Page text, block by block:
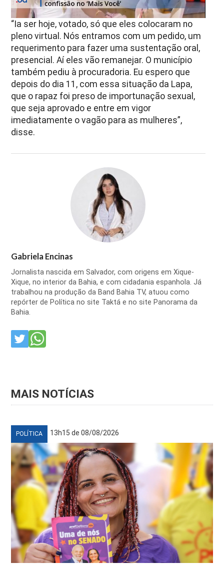
“Ia ser hoje, votado, só que eles colocaram no
pleno virtual. Nós entramos com um pedido, um
requerimento para fazer uma sustentação oral,
presencial. Aí eles vão remanejar. O município
também pediu à procuradoria. Eu espero que
depois do dia 11, com essa situação da Lapa,
que o rapaz foi preso de importunação sexual,
que seja aprovado e entre em vigor
imediatamente o vagão para as mulheres”,
disse.
Gabriela Encinas
Jornalista nascida em Salvador, com origens em Xique-
Xique, no interior da Bahia, e com cidadania espanhola. Já
trabalhou na produção da Band Bahia TV, atuou como
repórter de Política no site Taktá e no site Panorama da
Bahia.
MAIS NOTÍCIAS
POLÍTICA 13h15 de 08/08/2026